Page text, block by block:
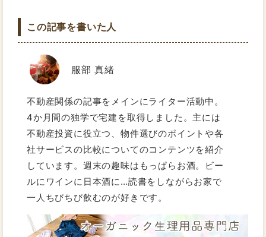
この記事を書いた人
服部 真緒
不動産関係の記事をメインにライター活動中。
4か月間の独学で宅建を取得しました。主には
不動産投資に役立つ、物件選びのポイントや各
社サービスの比較についてのコンテンツを紹介
しています。週末の趣味はもっぱらお酒。ビー
ルにワインに日本酒に…読書をしながらお家で
一人ちびちび飲むのが好きです。